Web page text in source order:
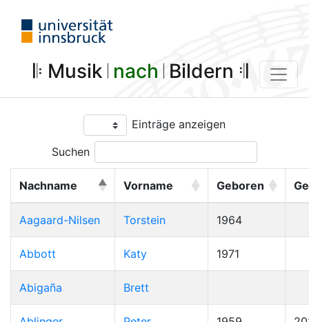
𝄆 Musik 𝄀 nach 𝄀 Bildern 𝄇
Einträge anzeigen
Suchen
Nachname Vorname Geboren
Aagaard-Nilsen Torstein 1964
Abbott Katy 1971
Abigaña Brett